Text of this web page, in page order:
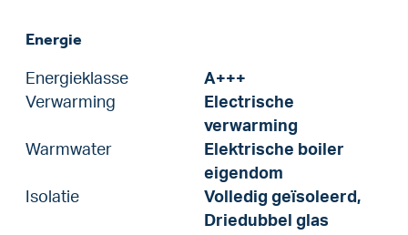
Energie
Energieklasse
A+++
Verwarming
Electrische
verwarming
Warmwater
Elektrische boiler
eigendom
Isolatie
Volledig geïsoleerd,
Driedubbel glas